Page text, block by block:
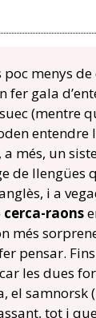
poc menys
fer gala
(mentre
entendre
a més, un
de llengües
i a
cerca-raons
més
pensar.
les dues
el samnorsk
tot i